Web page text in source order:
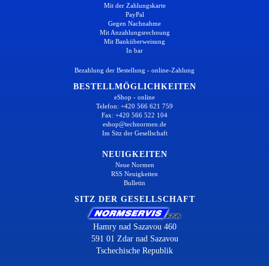
Mit der Zahlungskarte
PayPal
Gegen Nachnahme
Mit Anzahlungsrechnung
Mit Banküberweisung
In bar
Bezahlung der Bestellung - online-Zahlung
BESTELLMÖGLICHKEITEN
eShop - online
Telefon: +420 566 621 759
Fax: +420 566 522 104
eshop@technormen.de
Im Sitz der Gesellschaft
NEUIGKEITEN
Neue Normen
RSS Neuigkeiten
Bulletin
SITZ DER GESELLSCHAFT
Hamry nad Sazavou 460
591 01 Zdar nad Sazavou
Tschechische Republik